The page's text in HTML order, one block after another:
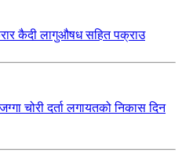
कैदी लागुऔषध सहित पक्राउ
चोरी दर्ता लगायतको निकास दिन